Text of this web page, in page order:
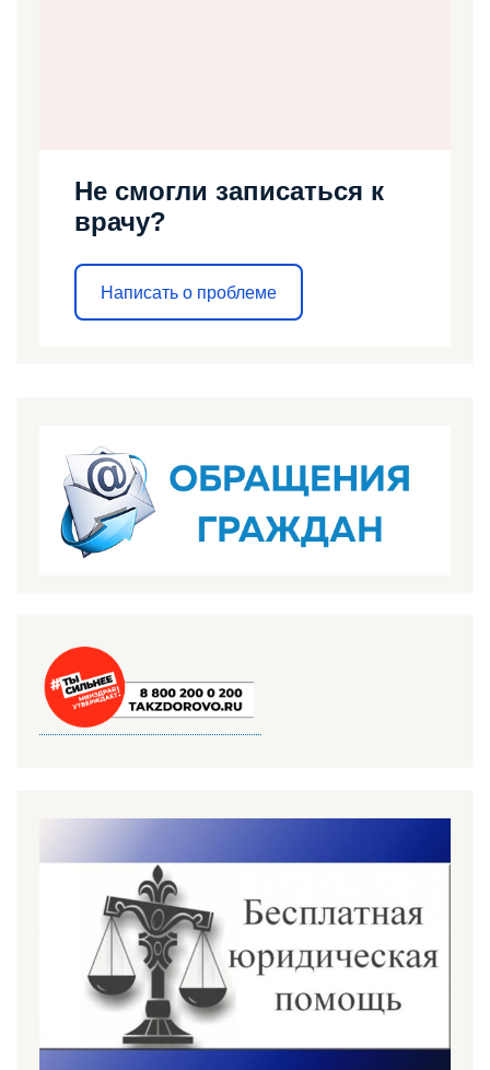
Не смогли записаться к
врачу?
Написать о проблеме